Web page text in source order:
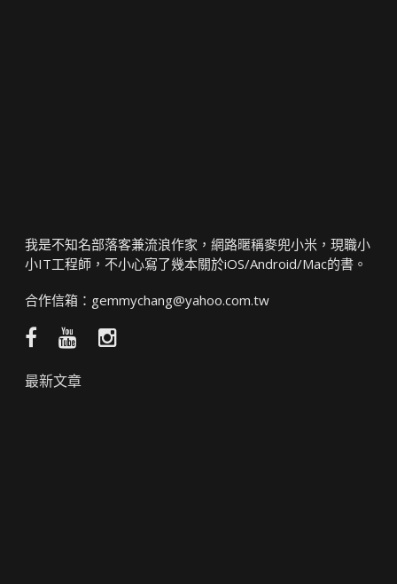
我是不知名部落客兼流浪作家，網路暱稱麥兜小米，現職小
小IT工程師，不小心寫了幾本關於iOS/Android/Mac的書。
合作信箱： gemmychang@yahoo.com.tw
Facebook
團
YouTube
頻
Instagram
最新文章